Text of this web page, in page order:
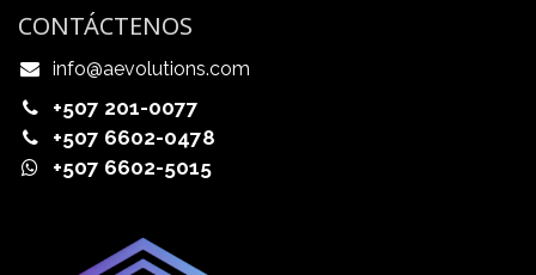
CONTÁCTENOS
info@aevolutions.com
+507 201-0077
+507 6602-0478
+507 6602-5015